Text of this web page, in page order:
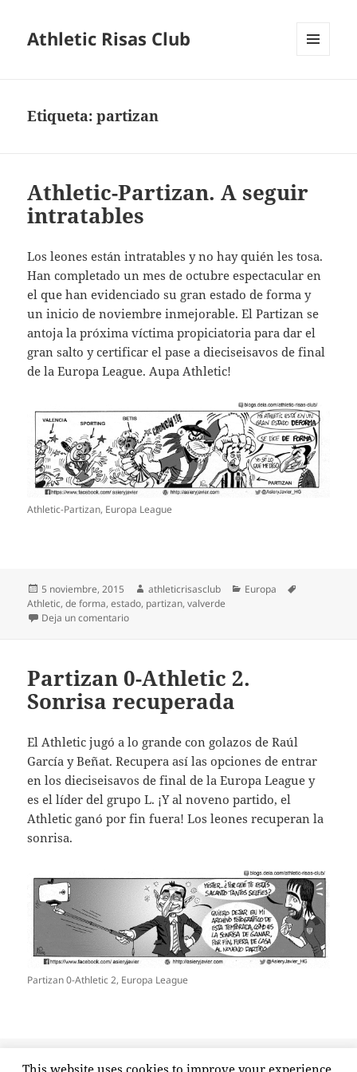
Athletic Risas Club
Etiqueta:partizan
Athletic-Partizan. A seguir
intratables
Los leones están intratables y no hay quién les tosa.
Han completado un mes de octubre espectacular en
el que han evidenciado su gran estado de forma y
un inicio de noviembre inmejorable. El Partizan se
antoja la próxima víctima propiciatoria para dar el
gran salto y certificar el pase a dieciseisavos de final
de la Europa League. Aupa Athletic!
Athletic-Partizan, Europa League
Publicado
el
5 noviembre, 2015 Autor
athleticrisasclub Categorías
Europa
Athletic,de forma,estado, partizan,valverde
Deja un comentarioen Athletic-Partizan. A seguir intratables
Partizan 0-Athletic 2.
Sonrisa recuperada
El Athletic jugó a lo grande con golazos de Raúl
García y Beñat. Recupera así las opciones de entrar
en los dieciseisavos de final de la Europa League y
es el líder del grupo L. ¡Y al noveno partido, el
Athletic ganó por fin fuera! Los leones recuperan la
sonrisa.
Partizan 0-Athletic 2, Europa League